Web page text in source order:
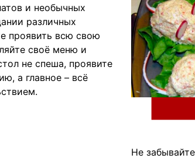
и необычных
различных
проявить всю свою
своё меню и
не спеша, проявите
а главное – всё
Не